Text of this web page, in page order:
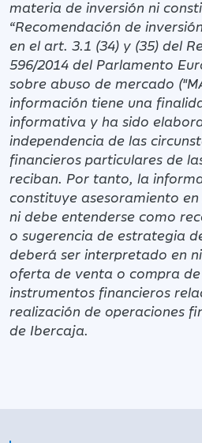
materia de inversión ni
“Recomendación de
en el art. 3.1 (34) y (35) del
596/2014 del Parlamento
sobre abuso de mercado
información tiene una
informativa y ha sido
independencia de las
financieros particulares de
reciban. Por tanto, la
constituye asesoramiento
ni debe entenderse como
o sugerencia de estrategia
deberá ser interpretado en
oferta de venta o compra
instrumentos financieros
realización de operaciones
de Ibercaja.